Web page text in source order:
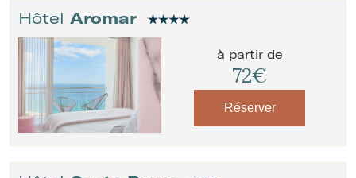
Hôtel Aromar
à partir de
72€
Réserver